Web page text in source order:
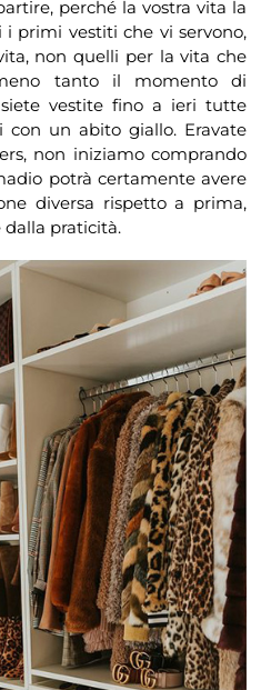
perché la vostra vita la
primi vestiti che vi servono,
non quelli per la vita che
tanto il momento di
vestite fino a ieri tutte
con un abito giallo. Eravate
non iniziamo comprando
potrà certamente avere
diversa rispetto a prima,
dalla praticità.